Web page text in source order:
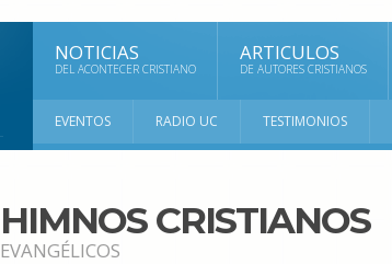
NOTICIAS
DEL ACONTECER CRISTIANO
ARTICULOS
DE AUTORES CRISTIANOS
EVENTOS RADIO UC TESTIMONIOS
HIMNOS CRISTIANOS
EVANGÉLICOS